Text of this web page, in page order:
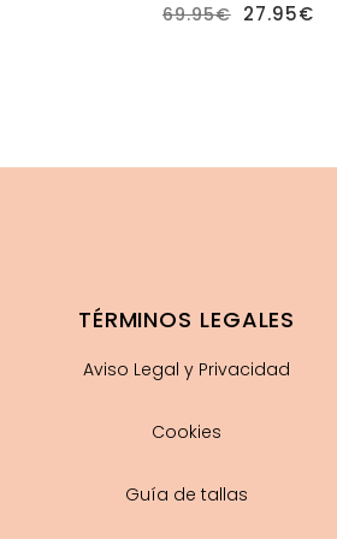
69.95€ El
precio
27.95€El
TÉRMINOS LEGALES
Aviso Legal y Privacidad
Cookies
Guía de tallas